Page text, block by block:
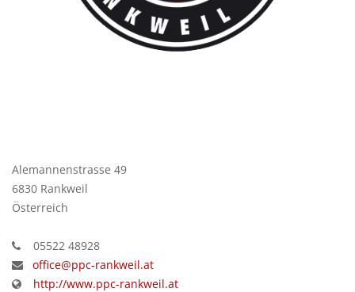
Alemannenstrasse 49
6830 Rankweil
Österreich
05522 48928
office@ppc-rankweil.at
http://www.ppc-rankweil.at